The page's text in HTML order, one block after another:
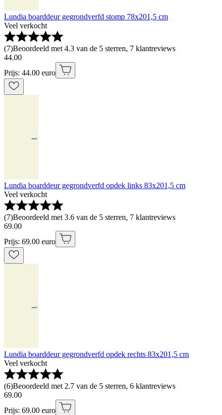
Lundia boarddeur gegrondverfd stomp 78x201,5 cm
Veel verkocht
(7)Beoordeeld met 4.3 van de 5 sterren, 7 klantreviews
44.00
Prijs: 44.00 euro
Lundia boarddeur gegrondverfd opdek links 83x201,5 cm
Veel verkocht
(7)Beoordeeld met 3.6 van de 5 sterren, 7 klantreviews
69.00
Prijs: 69.00 euro
Lundia boarddeur gegrondverfd opdek rechts 83x201,5 cm
Veel verkocht
(6)Beoordeeld met 2.7 van de 5 sterren, 6 klantreviews
69.00
Prijs: 69.00 euro